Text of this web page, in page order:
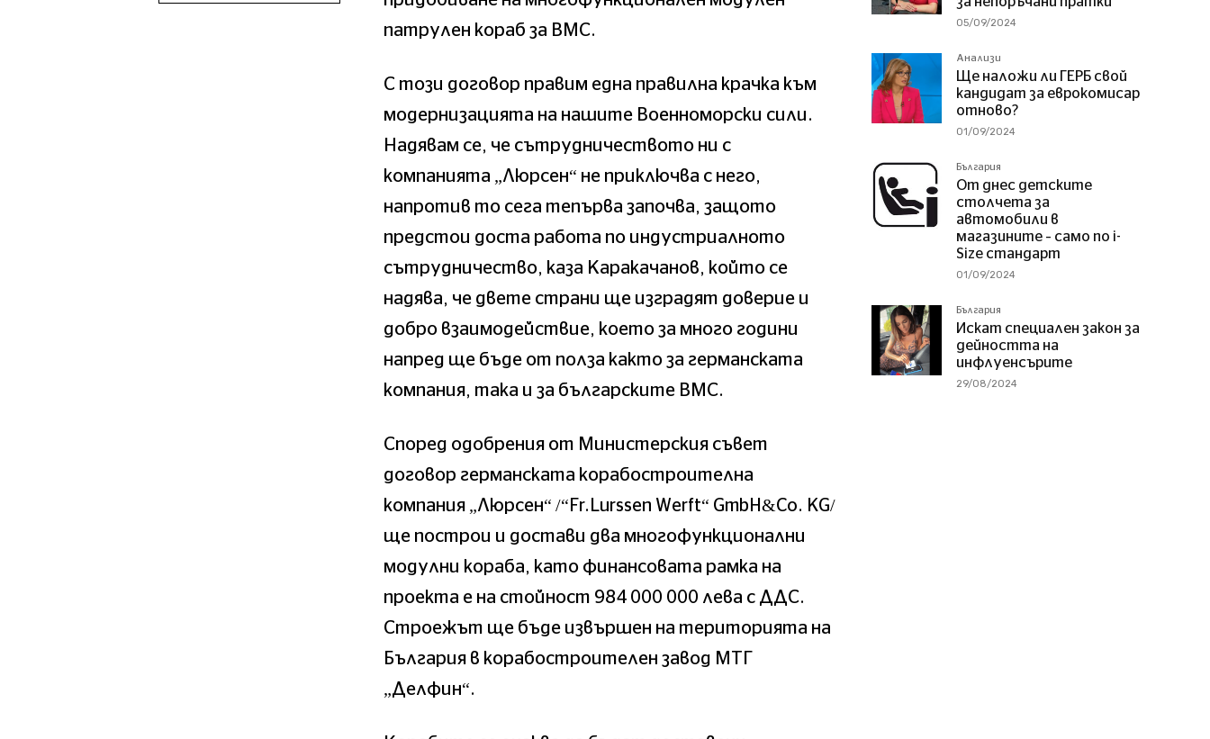
патрулен кораб за ВМС.
С този договор правим една правилна крачка към
модернизацията на нашите Военноморски сили.
Надявам се, че сътрудничеството ни с
компанията „Люрсен“ не приключва с него,
напротив то сега тепърва започва, защото
предстои доста работа по индустриалното
сътрудничество, каза Каракачанов, който се
надява, че двете страни ще изградят доверие и
добро взаимодействие, което за много години
напред ще бъде от полза както за германската
компания, така и за българските ВМС.
Според одобрения от Министерския съвет
договор германската корабостроителна
компания „Люрсен“ /“Fr.Lurssen Werft“ GmbH&Co. KG/
ще построи и достави два многофункционални
модулни кораба, като финансовата рамка на
проекта е на стойност 984 000 000 лева с ДДС.
Строежът ще бъде извършен на територията на
България в корабостроителен завод МТГ
„Делфин“.
05/09/2024
Анализи
Ще наложи ли ГЕРБ свой
кандидат за еврокомисар
отново?
01/09/2024
България
От днес детските
столчета за
автомобили в
магазините – само по i-
Size стандарт
01/09/2024
България
Искат специален закон за
дейността на
инфлуенсърите
29/08/2024